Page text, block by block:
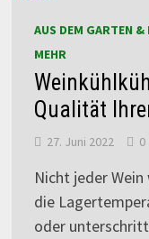
AUS DEM GARTEN &
MEHR
Qualität
27. Juni 2022 0
Nicht jeder
die
oder